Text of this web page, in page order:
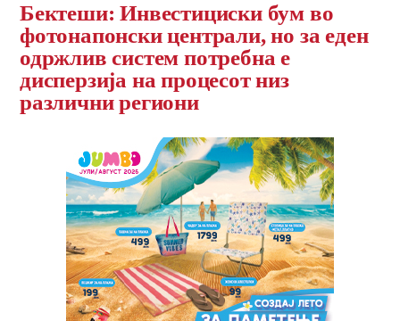
Бектеши: Инвестициски бум во
фотонапонски централи, но за еден
одржлив систем потребна е
дисперзија на процесот низ
различни региони